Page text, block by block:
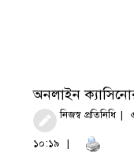
অনলাইন
নিজস্ব প্রতিনিধি
১০:১৯